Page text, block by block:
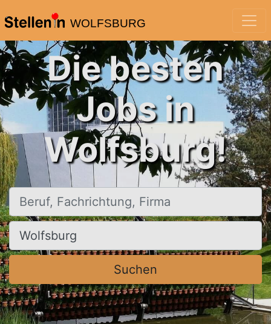
WOLFSBURG
Die besten
Jobs in
Wolfsburg!
Beruf, Fachrichtung, Firma
Ort, Stadt
Suchen